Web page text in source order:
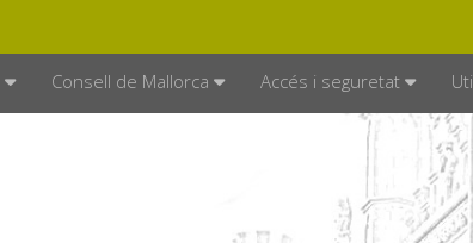
Consell de Mallorca Accés i seguretat